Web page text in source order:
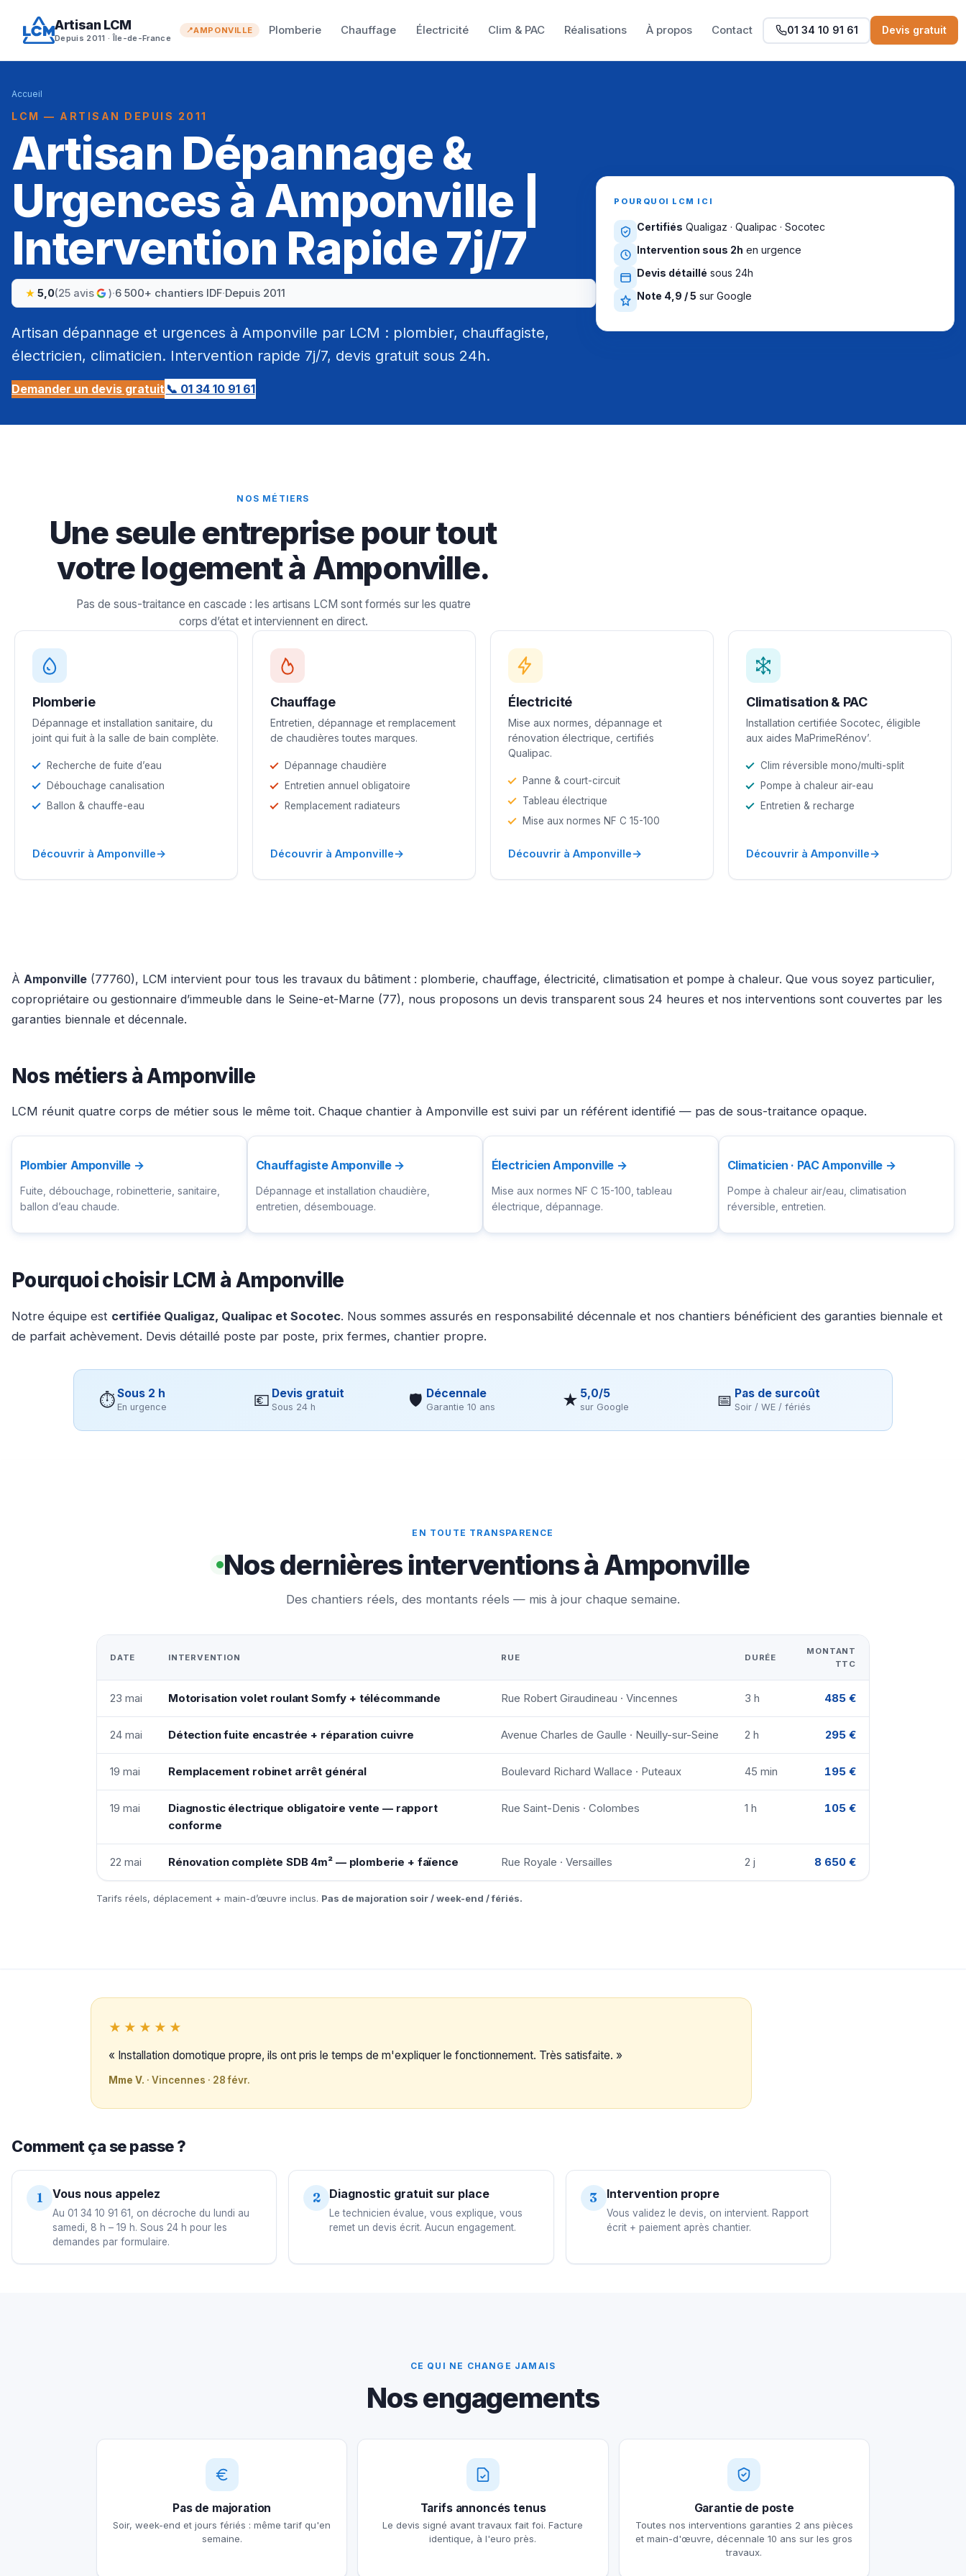
Artisan LCM
Depuis 2011 · Île-de-France
AMPONVILLE Plomberie Chauffage Électricité Clim & PAC Réalisations À propos Contact 01 34 10 91 61 Devis gratuit
Accueil
LCM — ARTISAN DEPUIS 2011
Artisan Dépannage &
Urgences à Amponville |
Intervention Rapide 7j/7
5,0(25 avis )·6 500+ chantiers IDF·Depuis 2011
Artisan dépannage et urgences à Amponville par LCM : plombier, chauffagiste,
électricien, climaticien. Intervention rapide 7j/7, devis gratuit sous 24h.
Demander un devis gratuit 📞 01 34 10 91 61
POURQUOI LCM ICI
Certifiés Qualigaz · Qualipac · Socotec
Intervention sous 2h en urgence
Devis détaillé sous 24h
Note 4,9 / 5 sur Google
NOS MÉTIERS
Une seule entreprise pour tout
votre logement à Amponville.
Pas de sous-traitance en cascade : les artisans LCM sont formés sur les quatre
corps d’état et interviennent en direct.
Plomberie
Dépannage et installation sanitaire, du
joint qui fuit à la salle de bain complète.
Recherche de fuite d’eau
Débouchage canalisation
Ballon & chauffe-eau
Découvrir à Amponville→
Chauffage
Entretien, dépannage et remplacement
de chaudières toutes marques.
Dépannage chaudière
Entretien annuel obligatoire
Remplacement radiateurs
Découvrir à Amponville→
Électricité
Mise aux normes, dépannage et
rénovation électrique, certifiés
Qualipac.
Panne & court-circuit
Tableau électrique
Mise aux normes NF C 15-100
Découvrir à Amponville→
Climatisation & PAC
Installation certifiée Socotec, éligible
aux aides MaPrimeRénov’.
Clim réversible mono/multi-split
Pompe à chaleur air-eau
Entretien & recharge
Découvrir à Amponville→
À Amponville (77760), LCM intervient pour tous les travaux du bâtiment : plomberie, chauffage, électricité, climatisation et pompe à chaleur. Que vous soyez particulier,
copropriétaire ou gestionnaire d’immeuble dans le Seine-et-Marne (77), nous proposons un devis transparent sous 24 heures et nos interventions sont couvertes par les
garanties biennale et décennale.
Nos métiers à Amponville
LCM réunit quatre corps de métier sous le même toit. Chaque chantier à Amponville est suivi par un référent identifié — pas de sous-traitance opaque.
Plombier Amponville →
Fuite, débouchage, robinetterie, sanitaire,
ballon d’eau chaude.
Chauffagiste Amponville →
Dépannage et installation chaudière,
entretien, désembouage.
Électricien Amponville →
Mise aux normes NF C 15-100, tableau
électrique, dépannage.
Climaticien · PAC Amponville →
Pompe à chaleur air/eau, climatisation
réversible, entretien.
Pourquoi choisir LCM à Amponville
Notre équipe est certifiée Qualigaz, Qualipac et Socotec. Nous sommes assurés en responsabilité décennale et nos chantiers bénéficient des garanties biennale et
de parfait achèvement. Devis détaillé poste par poste, prix fermes, chantier propre.
⏱Sous 2 h
En urgence 💶 Devis gratuit
Sous 24 h 🛡 Décennale
Garantie 10 ans ★ 5,0/5
sur Google 📅 Pas de surcoût
Soir / WE / fériés
EN TOUTE TRANSPARENCE
Nos dernières interventions à Amponville
Des chantiers réels, des montants réels — mis à jour chaque semaine.
DATE INTERVENTION RUE DURÉE
MONTANT
TTC
23 mai Motorisation volet roulant Somfy + télécommande Rue Robert Giraudineau · Vincennes 3 h 485 €
24 mai Détection fuite encastrée + réparation cuivre Avenue Charles de Gaulle · Neuilly-sur-Seine 2 h 295 €
19 mai Remplacement robinet arrêt général Boulevard Richard Wallace · Puteaux 45 min 195 €
19 mai
Diagnostic électrique obligatoire vente — rapport
conforme
Rue Saint-Denis · Colombes 1 h 105 €
22 mai Rénovation complète SDB 4m² — plomberie + faïence Rue Royale · Versailles 2 j 8 650 €
Tarifs réels, déplacement + main-d’œuvre inclus. Pas de majoration soir / week-end / fériés.
★★★★★
« Installation domotique propre, ils ont pris le temps de m'expliquer le fonctionnement. Très satisfaite. »
Mme V. · Vincennes · 28 févr.
Comment ça se passe ?
1 Vous nous appelez
Au 01 34 10 91 61, on décroche du lundi au
samedi, 8 h – 19 h. Sous 24 h pour les
demandes par formulaire.
2 Diagnostic gratuit sur place
Le technicien évalue, vous explique, vous
remet un devis écrit. Aucun engagement.
3 Intervention propre
Vous validez le devis, on intervient. Rapport
écrit + paiement après chantier.
CE QUI NE CHANGE JAMAIS
Nos engagements
Pas de majoration
Soir, week-end et jours fériés : même tarif qu'en
semaine.
Tarifs annoncés tenus
Le devis signé avant travaux fait foi. Facture
identique, à l'euro près.
Garantie de poste
Toutes nos interventions garanties 2 ans pièces
et main-d'œuvre, décennale 10 ans sur les gros
travaux.